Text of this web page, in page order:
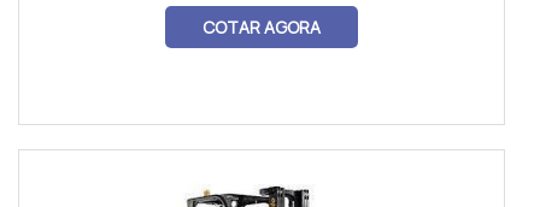
COTAR AGORA